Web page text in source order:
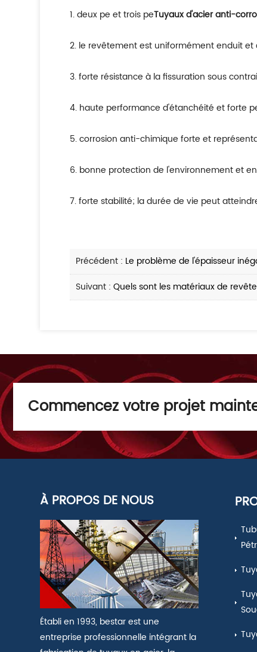
1. deux pe et trois peTuyaux d'acier anti-
2. le revêtement est uniformément enduit et
3. forte résistance à la fissuration sous
4. haute performance d'étanchéité et forte
5. corrosion anti-chimique forte et
6. bonne protection de l'environnement et
7. forte stabilité; la durée de vie peut
Précédent : Le problème de l'épaisseur
Suivant :Quels sont les matériaux de
Commencez votre projet
À PROPOS DE NOUS
Établi en 1993, bestar est une
entreprise professionnelle intégrant la